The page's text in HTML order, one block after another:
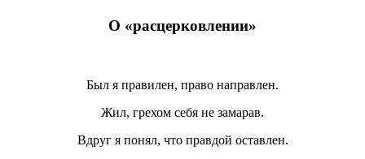
О «расцерковлении»
Был я правилен, право направлен.
Жил, грехом себя не замарав.
Вдруг я понял, что правдой оставлен.